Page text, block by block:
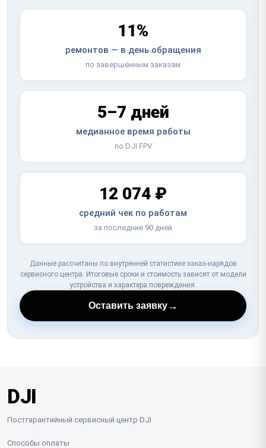
11%
ремонтов — в день обращения
по завершённым заказам
5–7 дней
медианное время работы
по DJI FPV
12 074 ₽
средний чек по работам
за последние 90 дней
Данные рассчитаны по внутренней статистике заказ-нарядов
сервисного центра. Итоговые сроки и стоимость зависят от модели
устройства и характера повреждения.
Оставить заявку→
DJI
Постгарантийный сервисный центр DJI
Способы оплаты